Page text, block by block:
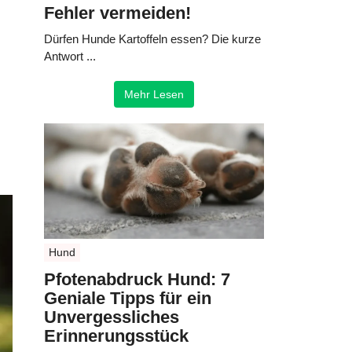
Fehler vermeiden!
Dürfen Hunde Kartoffeln essen? Die kurze
Antwort ...
Mehr Lesen
Hund
Pfotenabdruck Hund: 7
Geniale Tipps für ein
Unvergessliches
Erinnerungsstück